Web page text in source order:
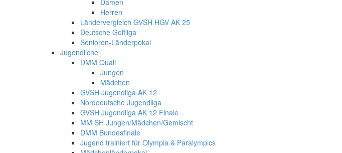
Damen
Herren
Ländervergleich GVSH HGV AK 25
Deutsche Golfliga
Senioren-Länderpokal
Jugendliche
DMM Quali
Jungen
Mädchen
GVSH Jugendliga AK 12
Norddeutsche Jugendliga
GVSH Jugendliga AK 12 Finale
MM SH Jungen/Mädchen/Gemischt
DMM Bundesfinale
Jugend trainiert für Olympia & Paralympics